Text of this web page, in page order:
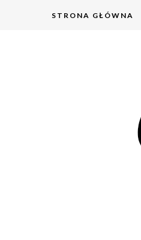
STRONA GŁÓWNA